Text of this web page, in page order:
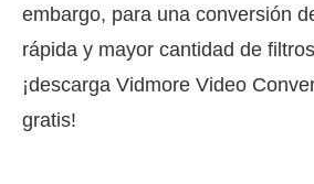
embargo, para una conversión
rápida y mayor cantidad de
¡descarga Vidmore Video
gratis!